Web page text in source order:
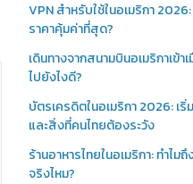
VPN สำหรับใช้ในอเมริกา
ราคาคุ้มค่าที่สุด?
เดินทางจากสนามบินอเมริกาเข้า
ไปยังไงดี?
บัตรเครดิตในอเมริกา 2026: เ
และสิ่งที่คนไทยต้องระวัง
ร้านอาหารไทยในอเมริกา: ทำไม
จริงไหม?